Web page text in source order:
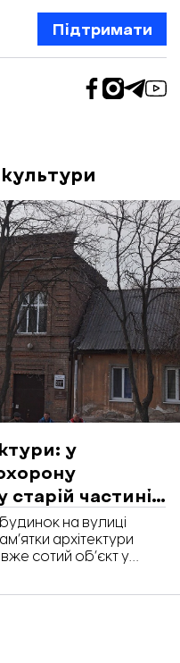
Підтримати
у
частині
на вулиці
архітектури
сотий об’єкт у
Запорізької